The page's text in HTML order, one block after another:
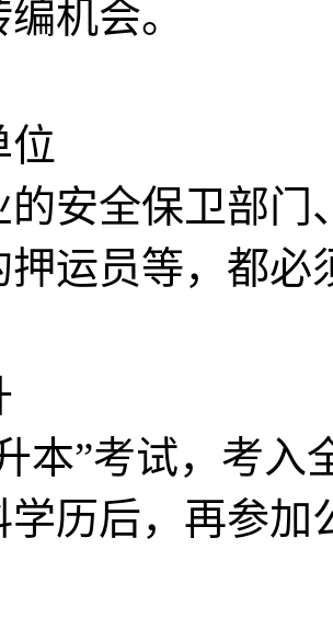
机会。
位
的安全保卫部
押运员等，都
本”考试，考
学历后，再参加